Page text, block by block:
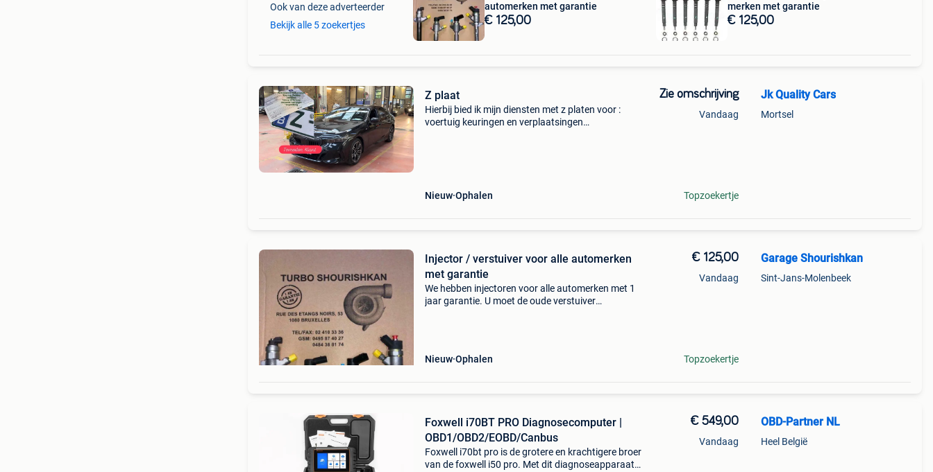
Ook van deze adverteerder
Bekijk alle 5 zoekertjes
automerken met garantie
€ 125,00
merken met garantie
€ 125,00
Z plaat
Hierbij bied ik mijn diensten met z platen voor :
voertuig keuringen en verplaatsingen
Nieuw Ophalen
Zie omschrijving
Vandaag
Topzoekertje
Jk Quality Cars
Mortsel
Injector / verstuiver voor alle automerken
met garantie
We hebben injectoren voor alle automerken met 1
jaar garantie. U moet de oude verstuiver
Nieuw Ophalen
€ 125,00
Vandaag
Topzoekertje
Garage Shourishkan
Sint-Jans-Molenbeek
Foxwell i70BT PRO Diagnosecomputer |
OBD1/OBD2/EOBD/Canbus
Foxwell i70bt pro is de grotere en krachtigere broer
van de foxwell i50 pro. Met dit diagnoseapparaat
€ 549,00
Vandaag
OBD-Partner NL
Heel België